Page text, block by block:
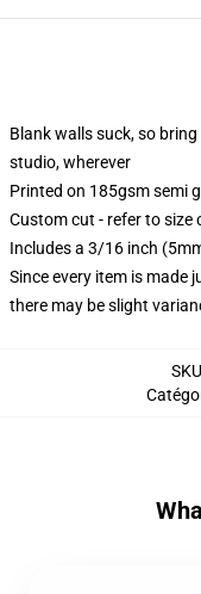
Blank walls suck, so
studio, wherever
Printed on 185gsm semi
Custom cut - refer to
Includes a 3/16 inch
Since every item is made
there may be slight
SKU